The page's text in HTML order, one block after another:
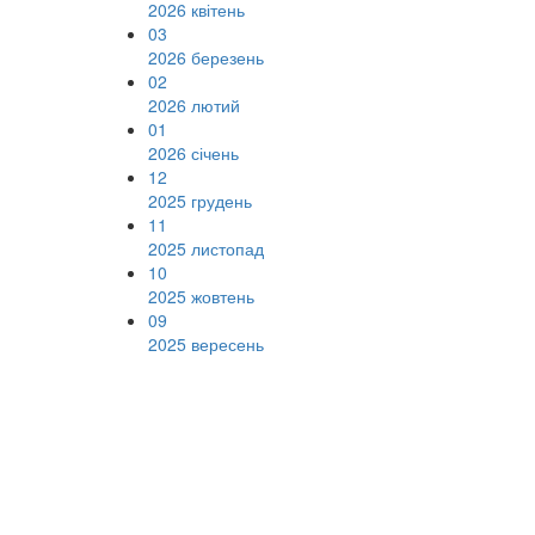
2026 квітень
03
2026 березень
02
2026 лютий
01
2026 січень
12
2025 грудень
11
2025 листопад
10
2025 жовтень
09
2025 вересень